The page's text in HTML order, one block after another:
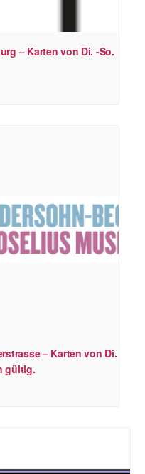
– Karten von Di. -So.
– Karten von Di.
gültig.